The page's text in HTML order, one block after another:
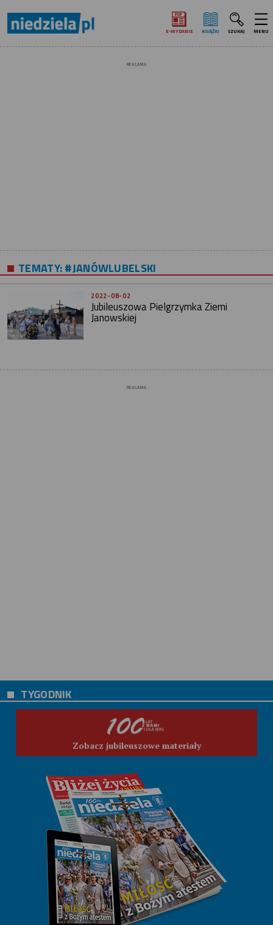
E‑WYDANIE KSIĄŻKI SZUKAJ MENU
REKLAMA
TEMATY:#JANÓWLUBELSKI
2022-08-02
Jubileuszowa Pielgrzymka Ziemi
Janowskiej
REKLAMA
TYGODNIK
Zobacz jubileuszowe materiały